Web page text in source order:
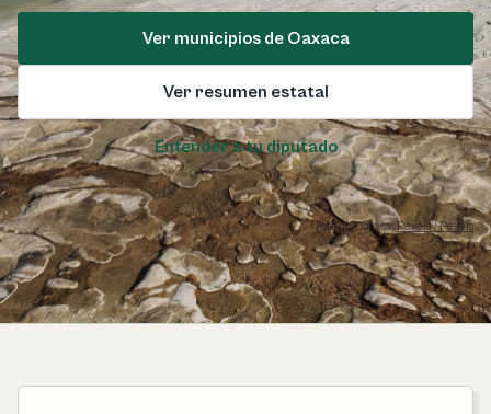
Ver municipios de Oaxaca
Ver resumen estatal
Entender a tu diputado
Foto de Oaxaca:Pexels / Pexels